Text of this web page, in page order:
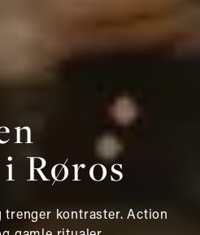
Røros
kontraster. Action